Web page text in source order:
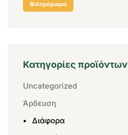
Φιλτράρισμα
Κατηγορίες προϊόντων
Uncategorized
Άρδευση
Διάφορα